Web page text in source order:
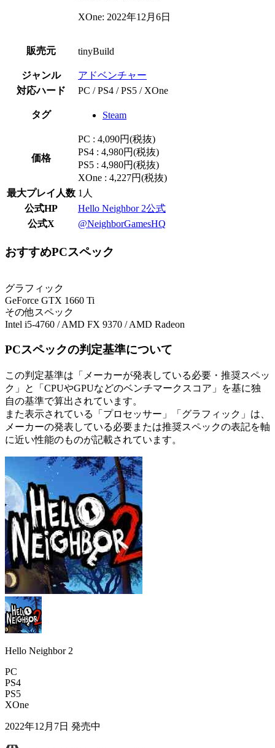
XOne: 2022年12月6日
販売元 tinyBuild
ジャンル
アドベンチャー
対応ハード
PC / PS4 / PS5 / XOne
タグ Steam
価格
PC : 4,090円(税抜)
PS4 : 4,980円(税抜)
PS5 : 4,980円(税抜)
XOne : 4,227円(税抜)
最大プレイ人数 1人
公式HP
Hello Neighbor 2公式
公式X
@NeighborGamesHQ
おすすめPCスペック
グラフィック
GeForce GTX 1660 Ti
その他スペック
Intel i5-4760 / AMD FX 9370 / AMD Radeon
PCスペックの判定基準について
この判定基準は「メーカーが発表している必要・推奨スペッ
ク」と「CPUやGPUなどのベンチマークスコア」を基に独
自の基準で算出されています。
また表示されている「プロセッサー」「グラフィック」は、
メーカーの発表している必要または推奨スペックの表記を軸
に近い性能のものが記載されています。
Hello Neighbor 2
PC
PS4
PS5
XOne
2022年12月7日 発売中